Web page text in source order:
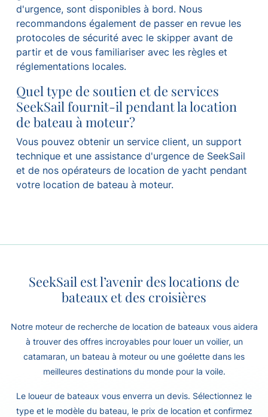
d'urgence, sont disponibles à bord. Nous
recommandons également de passer en revue les
protocoles de sécurité avec le skipper avant de
partir et de vous familiariser avec les règles et
réglementations locales.
Quel type de soutien et de services
SeekSail fournit-il pendant la location
de bateau à moteur?
Vous pouvez obtenir un service client, un support
technique et une assistance d'urgence de SeekSail
et de nos opérateurs de location de yacht pendant
votre location de bateau à moteur.
SeekSail est l’avenir des locations de
bateaux et des croisières
Notre moteur de recherche de location de bateaux vous aidera
à trouver des offres incroyables pour louer un voilier, un
catamaran, un bateau à moteur ou une goélette dans les
meilleures destinations du monde pour la voile.
Le loueur de bateaux vous enverra un devis. Sélectionnez le
type et le modèle du bateau, le prix de location et confirmez